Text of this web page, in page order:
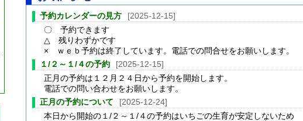
予約カレンダーの見方
[2025-12-15]
〇 予約できます
△ 残りわずかです
× ｗｅｂ予約は終了しています。電話での問合せをお願いします。
１/２～１/４の予約
[2025-12-15]
正月の予約は１２月２４日から予約を開始します。
電話での問い合わせをお願いします。
正月の予約について
[2025-12-24]
本日から開始の１/２～１/４の予約はいちごの生育が安定しないため